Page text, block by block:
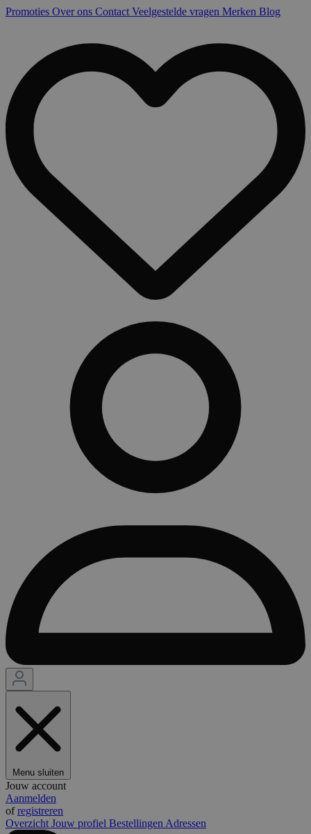
Promoties Over ons Contact Veelgestelde vragen Merken Blog
Menu sluiten
Jouw account
Aanmelden
ofregistreren
Overzicht Jouw profiel Bestellingen Adressen